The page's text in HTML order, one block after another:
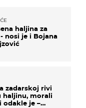
haljina za
nosi je i Bojana
zadarskoj rivi
haljinu, morali
odakle je –